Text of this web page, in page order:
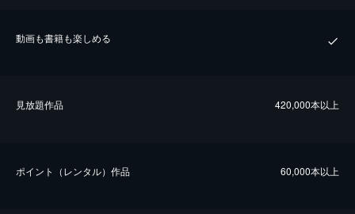
動画も書籍も楽しめる
⾒放題作品 420,000本以上
ポイント（レンタル）作品 60,000本以上